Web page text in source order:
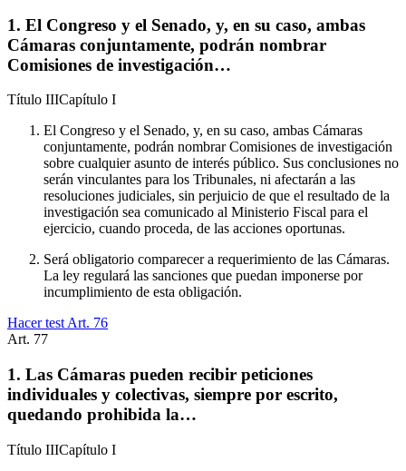
1. El Congreso y el Senado, y, en su caso, ambas
Cámaras conjuntamente, podrán nombrar
Comisiones de investigación…
Título IIICapítulo I
El Congreso y el Senado, y, en su caso, ambas Cámaras
conjuntamente, podrán nombrar Comisiones de investigación
sobre cualquier asunto de interés público. Sus conclusiones no
serán vinculantes para los Tribunales, ni afectarán a las
resoluciones judiciales, sin perjuicio de que el resultado de la
investigación sea comunicado al Ministerio Fiscal para el
ejercicio, cuando proceda, de las acciones oportunas.
Será obligatorio comparecer a requerimiento de las Cámaras.
La ley regulará las sanciones que puedan imponerse por
incumplimiento de esta obligación.
Hacer test Art. 76
Art. 77
1. Las Cámaras pueden recibir peticiones
individuales y colectivas, siempre por escrito,
quedando prohibida la…
Título IIICapítulo I